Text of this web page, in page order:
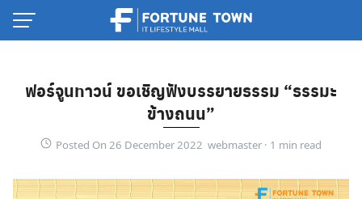
Skip
ฟอร์จูนทาวน์ ขอเชิญฟังบรรยายธรรม “ธรรมะ
ข้างถนน”
Posted On 26 December 2022 webmaster ·